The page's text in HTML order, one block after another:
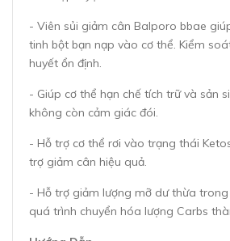
- Viên sủi giảm cân Balporo bbae
tinh bột bạn nạp vào cơ thể. Kiểm
huyết ổn định.
- Giúp cơ thể hạn chế tích trữ và sản
không còn cảm giác đói.
- Hỗ trợ cơ thể rơi vào trạng thái
trợ giảm cân hiệu quả.
- Hỗ trợ giảm lượng mỡ dư thừa
quá trình chuyển hóa lượng Carbs